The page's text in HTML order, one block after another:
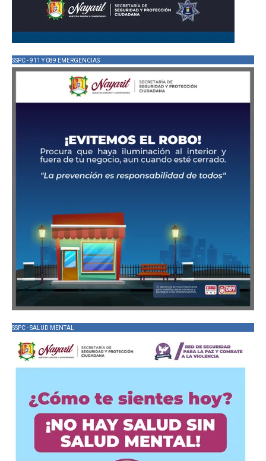
SSPC - 911 Y 089 EMERGENCIAS
SSPC - SALUD MENTAL